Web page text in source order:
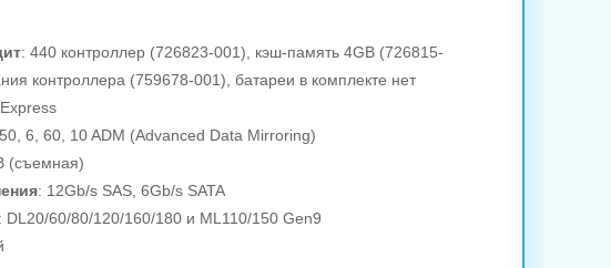
: 440 контроллер (726823-001), кэш-память 4GB (726815-
контроллера (759678-001), батареи в комплекте нет
6, 60, 10 ADM (Advanced Data Mirroring)
(съемная)
: 12Gb/s SAS, 6Gb/s SATA
: DL20/60/80/120/160/180 и ML110/150 Gen9